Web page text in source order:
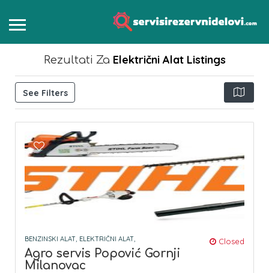
Rezultati Za Električni AlatListings
See Filters
BENZINSKI ALAT, ELEKTRIČNI ALAT, Closed
Agro servis Popović Gornji
Milanovac